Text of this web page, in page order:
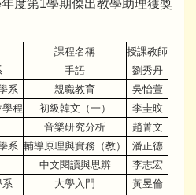
度第1學期傑出教學助理獲獎
課程名稱
授課教師
手語
劉秀丹
系 親職教育
吳怡萱
程 初級韓文（一）
李圭旼
音樂研究分析
趙菁文
系 輔導原理與實務（教）
潘正德
中文閱讀與思辨
李志宏
大學入門
黃昱倫